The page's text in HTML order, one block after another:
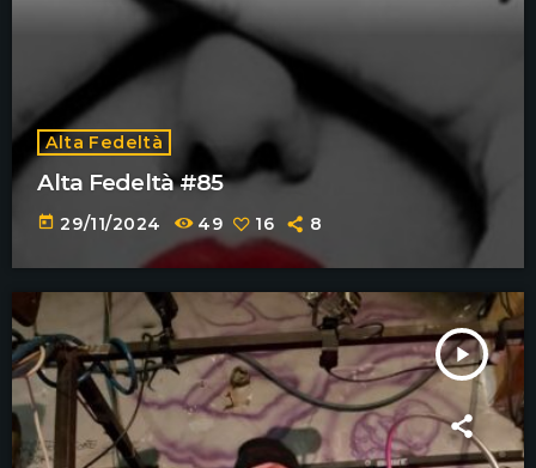
Alta Fedeltà
Alta Fedeltà #85
today 29/11/2024 49 16 8
play_arrow